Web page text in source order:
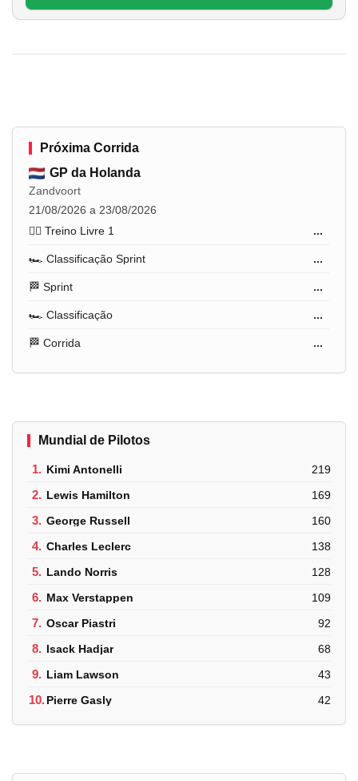
Próxima Corrida
GP da Holanda
Zandvoort
21/08/2026 a 23/08/2026
🏋️‍♂️ Treino Livre 1
...
🏎️ Classificação Sprint ...
🏁 Sprint ...
🏎️ Classificação ...
🏁 Corrida ...
Mundial de Pilotos
1. Kimi Antonelli 219
2. Lewis Hamilton 169
3. George Russell 160
4. Charles Leclerc 138
5. Lando Norris 128
6. Max Verstappen 109
7. Oscar Piastri 92
8. Isack Hadjar 68
9. Liam Lawson 43
10.Pierre Gasly 42